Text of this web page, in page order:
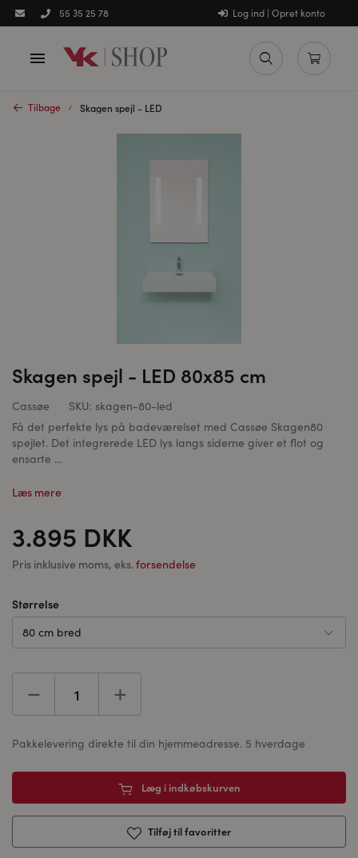
55 35 25 78 Log ind | Opret konto
Tilbage Skagen spejl - LED
Skagen spejl - LED 80x85 cm
Cassøe SKU: skagen-80-led
Få det perfekte lys på badeværelset med Cassøe Skagen80
spejlet. Det integrerede LED lys langs siderne giver et flot og
ensarte ...
Læs mere
3.895 DKK
Pris inklusive moms, eks.forsendelse
Størrelse
80 cm bred
Pakkelevering direkte til din hjemmeadresse. 5 hverdage
Læg i indkøbskurven
Tilføj til favoritter